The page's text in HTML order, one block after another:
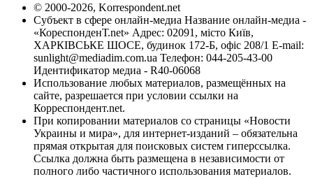
© 2000-2026, Korrespondent.net
Субъект в сфере онлайн-медиа Название онлайн-медиа -
«КореспонденТ.net» Адрес: 02091, місто Київ,
ХАРКІВСЬКЕ ШОСЕ, будинок 172-Б, офіс 208/1 E-mail:
sunlight@mediadim.com.ua Телефон: 044-205-43-00
Идентификатор медиа - R40-06068
Использование любых материалов, размещённых на
сайте, разрешается при условии ссылки на
Корреспондент.net.
При копировании материалов со страницы «Новости
Украины и мира», для интернет-изданий – обязательна
прямая открытая для поисковых систем гиперссылка.
Ссылка должна быть размещена в независимости от
полного либо частичного использования материалов.